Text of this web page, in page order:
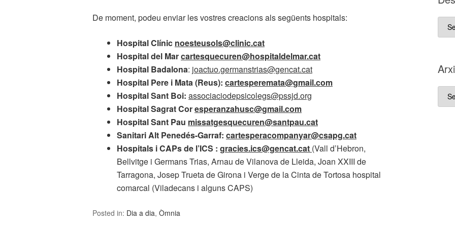
De moment, podeu enviar les vostres creacions als següents hospitals:
Hospital Clínic noesteusols@clinic.cat
Hospital del Marcartesquecuren@hospitaldelmar.cat
Hospital Badalona: joactuo.germanstrias@gencat.cat
Hospital Pere i Mata (Reus): cartesperemata@gmail.com
Hospital Sant Boi: associaciodepsicolegs@pssjd.org
Hospital Sagrat Coresperanzahusc@gmail.com
Hospital Sant Pau missatgesquecuren@santpau.cat
Sanitari Alt Penedés-Garraf: cartesperacompanyar@csapg.cat
Hospitals i CAPs de l’ICS : gracies.ics@gencat.cat (Vall d’Hebron,
Bellvitge i Germans Trias, Arnau de Vilanova de Lleida, Joan XXIII de
Tarragona, Josep Trueta de Girona i Verge de la Cinta de Tortosa hospital
comarcal (Viladecans i alguns CAPS)
Posted in: Dia a dia, Òmnia
D es
que